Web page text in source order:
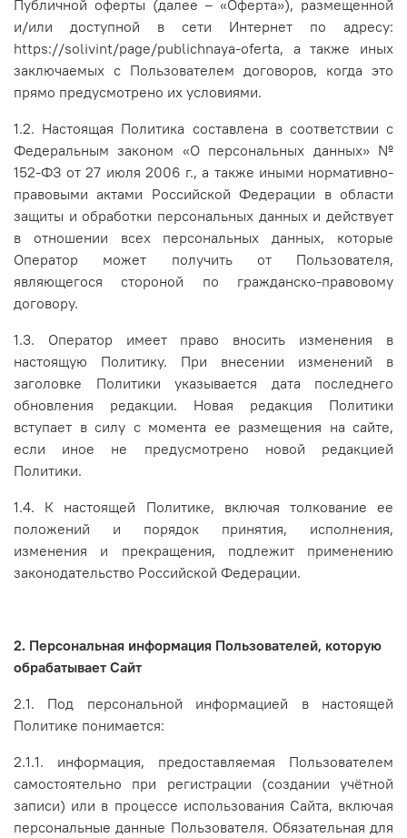
Публичной оферты (далее – «Оферта»), размещенной
и/или доступной в сети Интернет по адресу:
https://solivint/page/publichnaya-oferta, а также иных
заключаемых с Пользователем договоров, когда это
прямо предусмотрено их условиями.
1.2. Настоящая Политика составлена в соответствии с
Федеральным законом «О персональных данных» №
152-ФЗ от 27 июля 2006 г., а также иными нормативно-
правовыми актами Российской Федерации в области
защиты и обработки персональных данных и действует
в отношении всех персональных данных, которые
Оператор может получить от Пользователя,
являющегося стороной по гражданско-правовому
договору.
1.3. Оператор имеет право вносить изменения в
настоящую Политику. При внесении изменений в
заголовке Политики указывается дата последнего
обновления редакции. Новая редакция Политики
вступает в силу с момента ее размещения на сайте,
если иное не предусмотрено новой редакцией
Политики.
1.4. К настоящей Политике, включая толкование ее
положений и порядок принятия, исполнения,
изменения и прекращения, подлежит применению
законодательство Российской Федерации.
2. Персональная информация Пользователей, которую
обрабатывает Сайт
2.1. Под персональной информацией в настоящей
Политике понимается:
2.1.1. информация, предоставляемая Пользователем
самостоятельно при регистрации (создании учётной
записи) или в процессе использования Сайта, включая
персональные данные Пользователя. Обязательная для